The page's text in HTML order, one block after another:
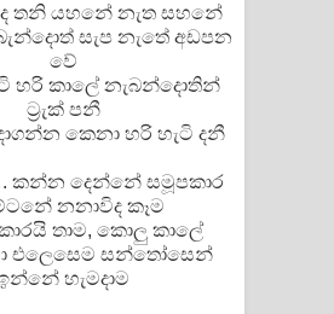
තනි යහනේ නැත සහනේ
සැප නැතේ අඩපන
වේ
හරි කාලේ නැබන්දොතින්
ට්‍රැක් පනී
කෙනා හරි හැටි දනී
කන්න දෙන්නේ සමූපකාර
නනාවිද කෑම
තාම, කොලු කාලේ
එලෙසෙම සන්තෝසෙන්
හැමදාම